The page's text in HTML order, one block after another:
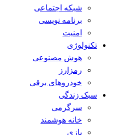
شبکه اجتماعی
برنامه نویسی
امنیت
تکنولوژی
هوش مصنوعی
رمزارز
خودروهای برقی
سبک زندگی
سرگرمی
خانه هوشمند
بازی